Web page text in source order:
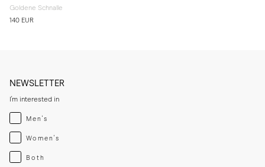
Goldene Schnalle
140 EUR
NEWSLETTER
I'm interested in
Menswear
Men's
Womenswear
Women's
Both
Both